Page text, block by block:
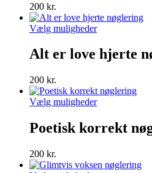
kan
vælges
varesiden
200 kr.
Vælg mulighederDette
har
flere
kan
vælges
varesiden
Alt er love hjerte
200 kr.
Vælg mulighederDette
flere
kan
Poetisk korrekt
200 kr.